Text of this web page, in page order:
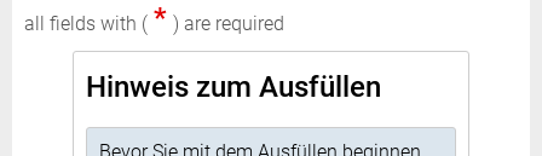
all fields with ( * ) are required
Hinweis zum Ausfüllen